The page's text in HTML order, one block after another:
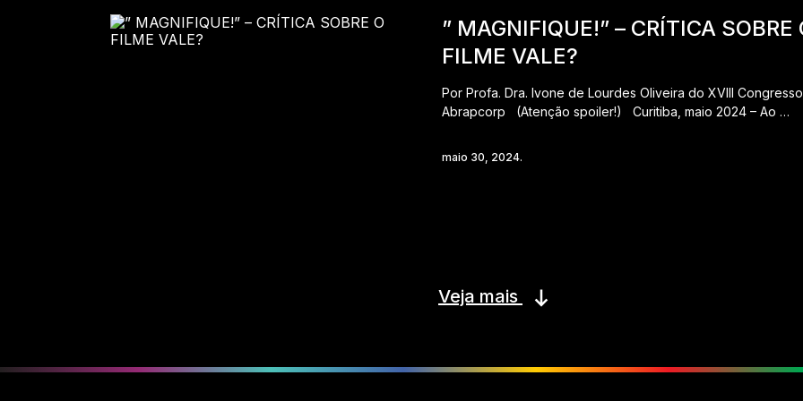
” MAGNIFIQUE!” – CRÍTICA SOBRE
FILME VALE?
Por Profa. Dra. Ivone de Lourdes Oliveira do XVIII Congresso
Abrapcorp (Atenção spoiler!) Curitiba, maio 2024 – Ao …
maio 30, 2024.
Veja mais